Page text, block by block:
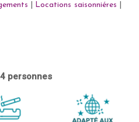
Locations saisonniéres
personnes